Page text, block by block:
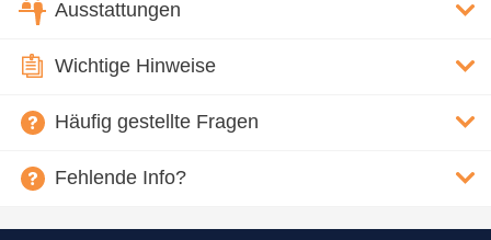
Ausstattungen
Wichtige Hinweise
Häufig gestellte Fragen
Fehlende Info?